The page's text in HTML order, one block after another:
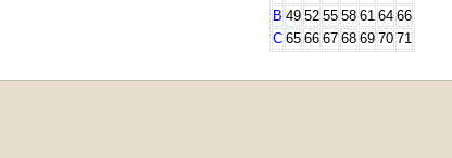
B 49 52 55 58 61 64 66
C 65 66 67 68 69 70 71